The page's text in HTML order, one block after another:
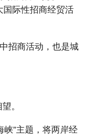
国际性招商经贸活
招商活动，也是城
。
”主题，将两岸经